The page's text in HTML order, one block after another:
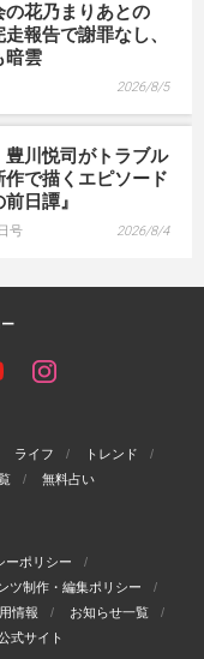
の花乃まりあとの
報告で謝罪なし、
暗雲
2026/8/5
川悦司がトラブル
で描くエピソード
日譚』
号 2026/8/4
ライフ
トレンド
無料占い
ーポリシー
ツ制作・編集ポリシー
情報
お知らせ一覧
式サイト